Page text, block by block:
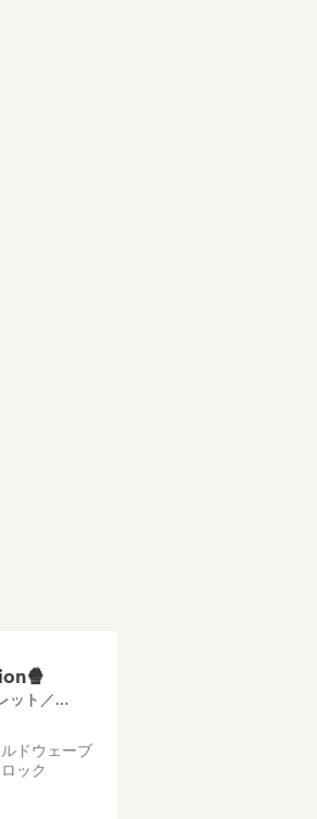
メディア・アウトレット／ジャーナリスト, プレイリスト・キュレーター
ドウェーブ
ック